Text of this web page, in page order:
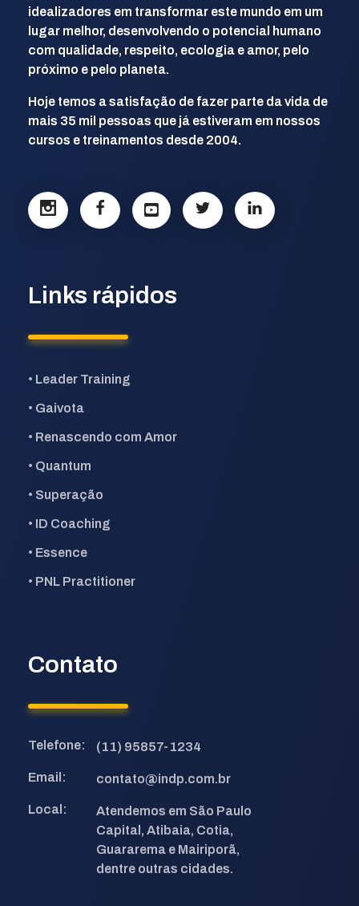
idealizadores em transformar este mundo em um
lugar melhor, desenvolvendo o potencial humano
com qualidade, respeito, ecologia e amor, pelo
próximo e pelo planeta.
Hoje temos a satisfação de fazer parte da vida de
mais 35 mil pessoas que já estiveram em nossos
cursos e treinamentos desde 2004.
Links rápidos
• Leader Training
• Gaivota
• Renascendo com Amor
• Quantum
• Superação
• ID Coaching
• Essence
• PNL Practitioner
Contato
Telefone: (11) 95857-1234
Email: contato@indp.com.br
Local:
Atendemos em São Paulo
Capital, Atibaia, Cotia,
Guararema e Mairiporã,
dentre outras cidades.